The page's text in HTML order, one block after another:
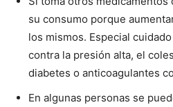
su consumo porque
los mismos. Especial
contra la presión alta, el
diabetes o anticoagulantes
En algunas personas se